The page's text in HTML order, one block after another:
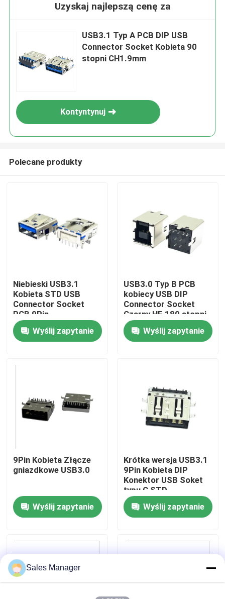
Dom
Produkty
Wycieczka po fabryce
Skontaktuj się z nami
Poprosić o wycenę
Złącze gniazda USB
Uzyskaj najlepszą cenę za
USB3.1 Typ A PCB DIP USB
Connector Socket Kobieta 90
stopni CH1.9mm
Kontyntynuj
Polecane produkty
Niebieski USB3.1
Kobieta STD USB
Connector Socket
PCB 9Pin
Wyślij zapytanie
USB3.0 Typ B PCB
kobiecy USB DIP
Connector Socket
Czarny HF 180 stopni
T
Wyślij zapytanie
9Pin Kobieta Złącze
gniazdkowe USB3.0
Wyślij zapytanie
Krótka wersja USB3.1
9Pin Kobieta DIP
Konektor USB Soket
typu C STD
Wyślij zapytanie
Sales Manager